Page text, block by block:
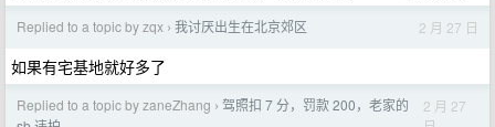
Replied to a topic by zqx › 我讨厌出生在北京郊区 2 月 27 日
如果有宅基地就好多了
Replied to a topic by zaneZhang › 驾照扣 7 分，罚款 200，老家的
2 月 27